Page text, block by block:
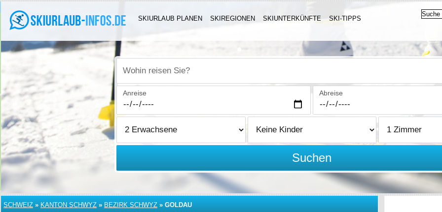
SKIURLAUB PLANEN SKIREGIONEN SKIUNTERKÜNFTE SKI-TIPPS
Wohin reisen Sie?
Anreise Abreise
Suchen
SCHWEIZ » KANTON SCHWYZ » BEZIRK SCHWYZ » GOLDAU